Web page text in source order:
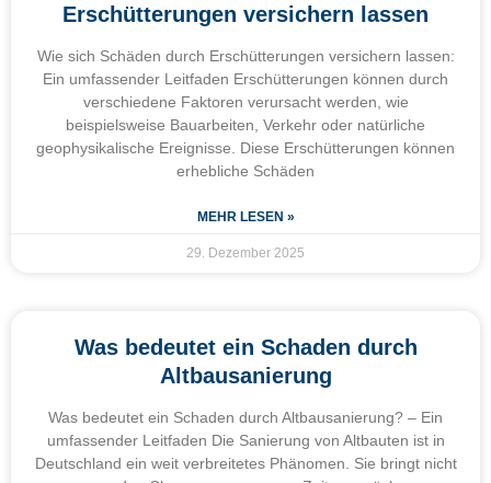
Erschütterungen versichern lassen
Wie sich Schäden durch Erschütterungen versichern lassen:
Ein umfassender Leitfaden Erschütterungen können durch
verschiedene Faktoren verursacht werden, wie
beispielsweise Bauarbeiten, Verkehr oder natürliche
geophysikalische Ereignisse. Diese Erschütterungen können
erhebliche Schäden
MEHR LESEN »
29. Dezember 2025
Was bedeutet ein Schaden durch
Altbausanierung
Was bedeutet ein Schaden durch Altbausanierung? – Ein
umfassender Leitfaden Die Sanierung von Altbauten ist in
Deutschland ein weit verbreitetes Phänomen. Sie bringt nicht